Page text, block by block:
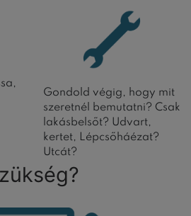
Gondold végig, hogy mit
szeretnél bemutatni? Csak
lakásbelsőt? Udvart,
kertet, Lépcsőháézat?
Utcát?